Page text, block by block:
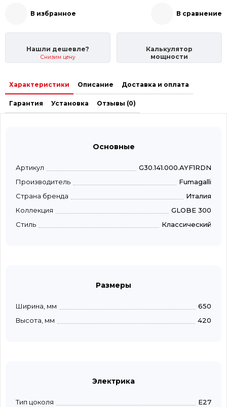
В избранное В сравнение
Нашли дешевле?
Снизим цену
Калькулятор
мощности
Характеристики Описание Доставка и оплата
Гарантия Установка Отзывы (0)
Основные
Артикул
G30.141.000.AYF1RDN
Производитель
Fumagalli
Страна бренда
Италия
Коллекция
GLOBE 300
Стиль
Классический
Размеры
Ширина, мм
650
Высота, мм
420
Электрика
Тип цоколя
E27